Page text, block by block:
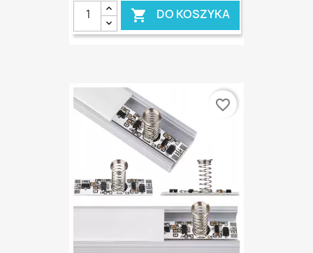
 DO KOSZYKA
favorite_border